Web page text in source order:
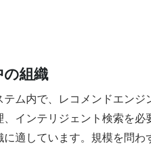
の組織
ム内で、レコメンドエンジ
、インテリジェント検索を必
に適しています。規模を問わ